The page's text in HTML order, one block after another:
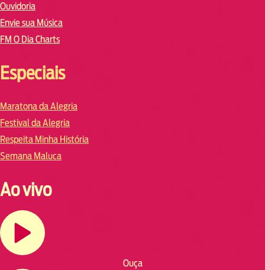
Ouvidoria
Envie sua Música
FM O Dia Charts
Especiais
Maratona da Alegria
Festival da Alegria
Respeita Minha História
Semana Maluca
Ao vivo
Ouça